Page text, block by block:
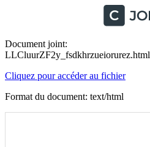
Document joint:
LLCluurZF2y_fsdkhrzueiorurez.html
Cliquez pour accéder au fichier
Format du document: text/html